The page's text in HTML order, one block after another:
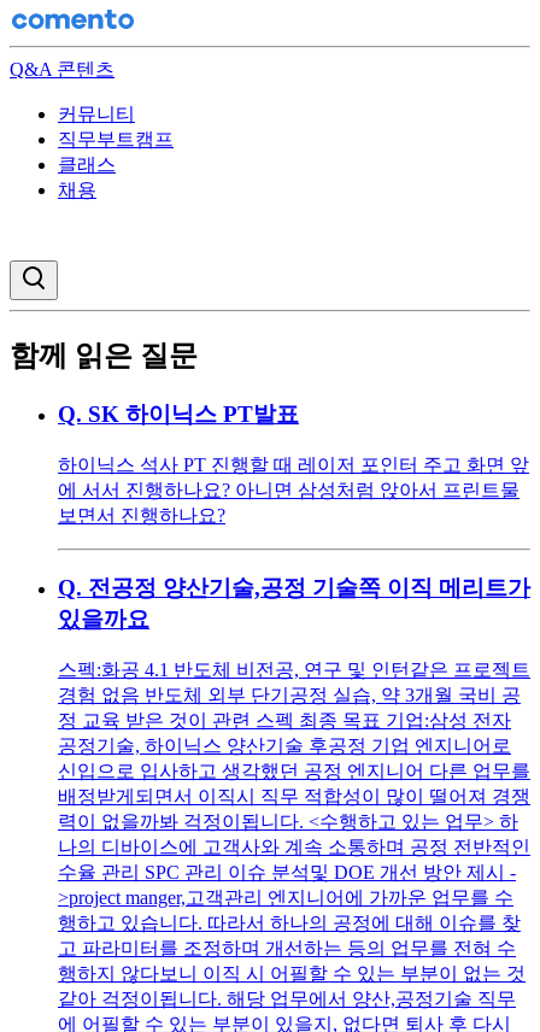
Q&A 콘텐츠
커뮤니티
직무부트캠프
클래스
채용
함께 읽은 질문
Q. SK 하이닉스 PT발표
하이닉스 석사 PT 진행할 때 레이저 포인터 주고 화면 앞
에 서서 진행하나요? 아니면 삼성처럼 앉아서 프린트물
보면서 진행하나요?
Q. 전공정 양산기술,공정 기술쪽 이직 메리트가
있을까요
스펙:화공 4.1 반도체 비전공, 연구 및 인턴같은 프로젝트
경험 없음 반도체 외부 단기공정 실습, 약 3개월 국비 공
정 교육 받은 것이 관련 스펙 최종 목표 기업:삼성 전자
공정기술, 하이닉스 양산기술 후공정 기업 엔지니어로
신입으로 입사하고 생각했던 공정 엔지니어 다른 업무를
배정받게되면서 이직시 직무 적합성이 많이 떨어져 경쟁
력이 없을까봐 걱정이됩니다. <수행하고 있는 업무> 하
나의 디바이스에 고객사와 계속 소통하며 공정 전반적인
수율 관리 SPC 관리 이슈 분석및 DOE 개선 방안 제시 -
>project manger,고객관리 엔지니어에 가까운 업무를 수
행하고 있습니다. 따라서 하나의 공정에 대해 이슈를 찾
고 파라미터를 조정하며 개선하는 등의 업무를 전혀 수
행하지 않다보니 이직 시 어필할 수 있는 부분이 없는 것
같아 걱정이됩니다. 해당 업무에서 양산,공정기술 직무
에 어필할 수 있는 부분이 있을지, 없다면 퇴사 후 다시